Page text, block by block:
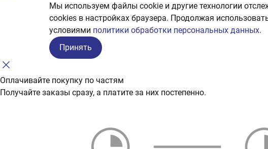
Мы используем файлы cookie и другие технологии
сookies в настройках браузера. Продолжая
условиями политики обработки персональных данных.
Принять
Оплачивайте покупку по частям
Получайте заказы сразу, а платите за них постепенно.